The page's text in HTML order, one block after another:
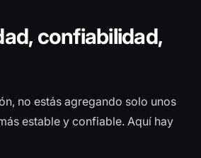
confiabilidad,
no estás agregando solo unos
estable y confiable. Aquí hay